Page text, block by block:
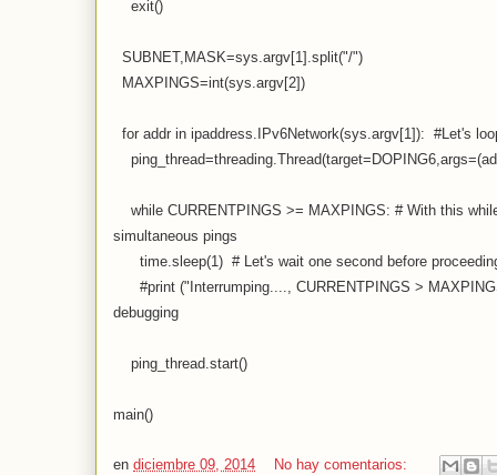
exit()
SUBNET,MASK=sys.argv[1].split("/")
MAXPINGS=int(sys.argv[2])
for addr in ipaddress.IPv6Network(sys.argv[1]): #Let's
while CURRENTPINGS >= MAXPINGS: # With this
simultaneous pings
time.sleep(1) # Let's wait one second before
#print ("Interrumping...., CURRENTPINGS >
debugging
ping_thread.start()
main()
en diciembre 09, 2014 No hay comentarios: